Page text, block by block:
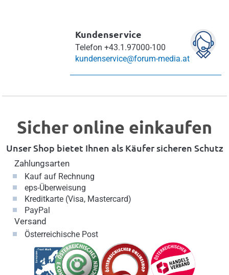
Kundenservice
Telefon +43.1.97000-100
kundenservice@forum-media.at
Sicher online einkaufen
Unser Shop bietet Ihnen als Käufer sicheren Schutz
Zahlungsarten
Kauf auf Rechnung
eps-Überweisung
Kreditkarte (Visa, Mastercard)
PayPal
Versand
Österreichische Post